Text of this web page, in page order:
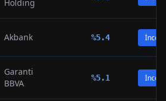
Holding
Akbank %5.4 İncele
Garanti
BBVA
%5.1 İncele